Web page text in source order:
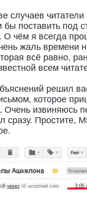
случаев читатели
поставить под
О чём я всегда
жаль времени
всё равно,
всем
решил
которое
Очень извиняюсь
сразу. Простите,